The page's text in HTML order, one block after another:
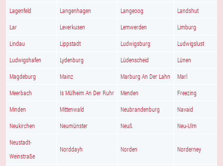
Lagenfeld Langenhagen Langeoog Landshut
Lar Leverkusen Lemwerden Limburg
Lindau Lippstadt Ludwigsburg Ludwigslust
Ludwigshafen Lydenburg Lüdenscheid Lünen
Magdeburg Mainz Marburg An Der Lahn Marl
Meerbach Is Mülheim An Der Ruhr Menden Freezing
Minden Mittenwald Neubrandenburg Navaid
Neukirchen Neumünster Neuß Neu-Ulm
Neustadt-
Weinstraße
Norddayh Norden Norderney